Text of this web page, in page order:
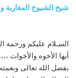
شيخ الشيوخ المغاربة و
السـلام عليكم ورحمة
أيها الأخوه والأخوات
بفضل الله تعالى